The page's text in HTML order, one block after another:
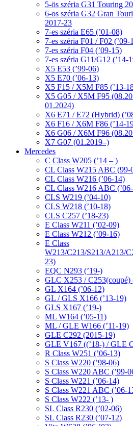
5-ös széria G31 Touring
6-os széria G32 Gran
2017-23
7-es széria E65 (’01-08)
7-es széria F01 / F02 (’09-
7-es széria F04 (’09-15)
7-es széria G11/G12 (’14-
X5 E53 (’99-06)
X5 E70 (’06-13)
X5 F15 / X5M F85 (’13-
X5 G05 / X5M F95
01.2024)
X6 E71 / E72 (Hybrid)
X6 F16 / X6M F86 (’14-
X6 G06 / X6M F96
X7 G07 (01.2019–)
Mercedes
C Class W205 (’14 – )
CL Class W215 ABC (99-
CL Class W216 (’06-14)
CL Class W216 ABC
CLS W219 (’04-10)
CLS W218 (’10-18)
CLS C257 (’18-23)
E Class W211 (’02-09)
E Class W212 (’09-16)
E Class
W213/C213/S213/A213/
23)
EQC N293 (’19-)
GLC X253 / C253(coupé)
GL X164 (’06-12)
GL / GLS X166 (’13-19)
GLS X167 (’19-)
ML W164 (’05-11)
ML / GLE W166 (’11-19)
GLE C292 (2015-19)
GLE V167 ((’18-) / GLE
R Class W251 (’06-13)
S Class W220 (’98-06)
S Class W220 ABC (’99-
S Class W221 (’06-14)
S Class W221 ABC (’06-
S Class W222 (’13- )
SL Class R230 (’02-06)
SL Class R230 (’07-12)